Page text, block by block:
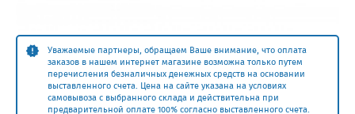
Уважаемые партнеры, обращаем Ваше внимание, что оплата
заказов в нашем интернет магазине возможна только путем
перечисления безналичных денежных средств на основании
выставленного счета. Цена на сайте указана на условиях
самовывоза с выбранного склада и действительна при
предварительной оплате 100% согласно выставленного счета.